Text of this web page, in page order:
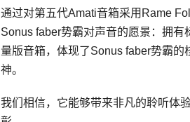
通过对第五代Amati音箱采用Rame
Sonus faber势霸对声音的愿景：拥
量版音箱，体现了Sonus faber势霸
神。
我们相信，它能够带来非凡的聆听体